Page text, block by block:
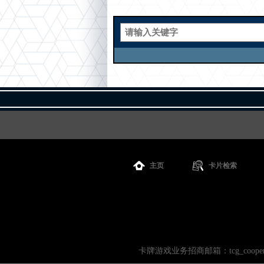
主页 卡片检索
卡牌游戏业务招商邮箱：